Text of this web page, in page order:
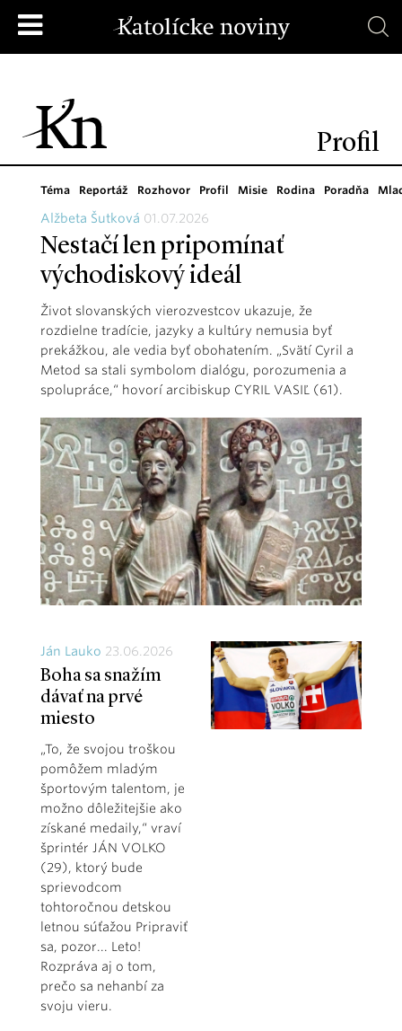
Profil
Téma Reportáž Rozhovor Profil Misie Rodina Poradňa
Alžbeta Šutková 01.07.2026
Nestačí len pripomínať
východiskový ideál
Život slovanských vierozvestcov ukazuje, že
rozdielne tradície, jazyky a kultúry nemusia byť
prekážkou, ale vedia byť obohatením. „Svätí Cyril a
Metod sa stali symbolom dialógu, porozumenia a
spolupráce,“ hovorí arcibiskup CYRIL VASIĽ (61).
Ján Lauko 23.06.2026
Boha sa snažím
dávať na prvé
miesto
„To, že svojou troškou
pomôžem mladým
športovým talentom, je
možno dôležitejšie ako
získané medaily,“ vraví
šprintér JÁN VOLKO
(29), ktorý bude
sprievodcom
tohtoročnou detskou
letnou súťažou Pripraviť
sa, pozor... Leto!
Rozpráva aj o tom,
prečo sa nehanbí za
svoju vieru.